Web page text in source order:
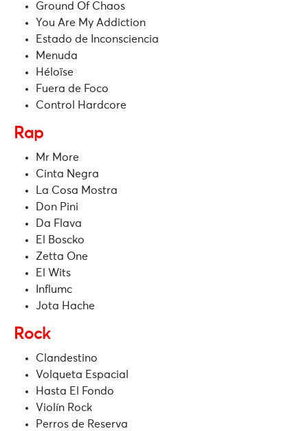
Ground Of Chaos
You Are My Addiction
Estado de Inconsciencia
Menuda
Héloïse
Fuera de Foco
Control Hardcore
Rap
Mr More
Cinta Negra
La Cosa Mostra
Don Pini
Da Flava
El Boscko
Zetta One
El Wits
Influmc
Jota Hache
Rock
Clandestino
Volqueta Espacial
Hasta El Fondo
Violín Rock
Perros de Reserva